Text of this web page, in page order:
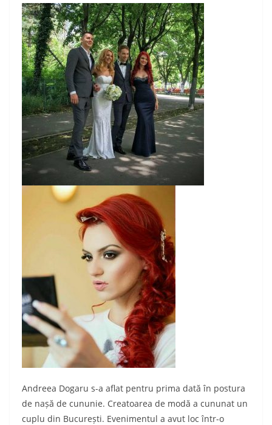
Andreea Dogaru s-a aflat pentru prima dată în postura
de nașă de cununie. Creatoarea de modă a cununat un
cuplu din București. Evenimentul a avut loc într-o